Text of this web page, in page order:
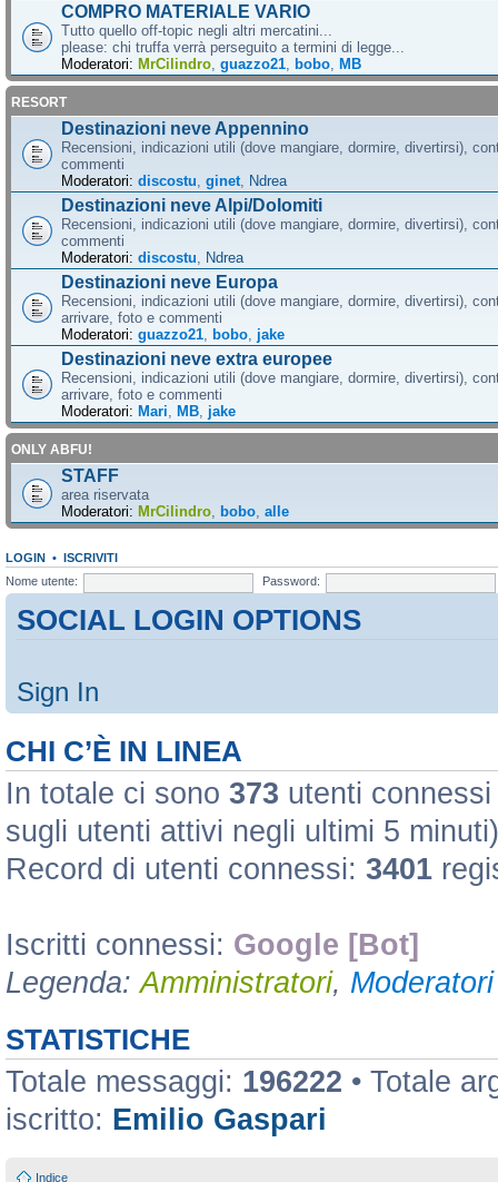
COMPRO MATERIALE VARIO
Tutto quello off-topic negli altri mercatini...
please: chi truffa verrà perseguito a termini di legge...
Moderatori: MrCilindro guazzo21 bobo MB
RESORT
Destinazioni neve Appennino
Recensioni, indicazioni utili (dove mangiare, dormire, divertirsi),
commenti
Moderatori: discostu ginet Ndrea
Destinazioni neve Alpi/Dolomiti
Recensioni, indicazioni utili (dove mangiare, dormire, divertirsi),
commenti
Moderatori: discostu Ndrea
Destinazioni neve Europa
Recensioni, indicazioni utili (dove mangiare, dormire, divertirsi),
arrivare, foto e commenti
Moderatori: guazzo21 bobo jake
Destinazioni neve extra europee
Recensioni, indicazioni utili (dove mangiare, dormire, divertirsi),
arrivare, foto e commenti
Moderatori: Mari MB jake
ONLY ABFU!
STAFF
area riservata
Moderatori: MrCilindro bobo alle
LOGIN • ISCRIVITI
Nome utente:
Password:
SOCIAL LOGIN OPTIONS
Sign In
CHI C’È IN LINEA
In totale ci sono 373 utenti
sugli utenti attivi negli ultimi 5 minuti)
Record di utenti connessi: 3401
Iscritti connessi: Google [Bot]
Legenda:Amministratori,
STATISTICHE
Totale messaggi: 196222 • Totale
iscritto: Emilio Gaspari
Indice